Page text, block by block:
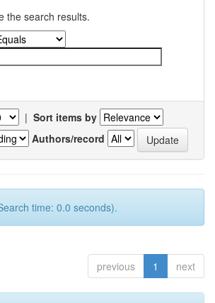
the search results.
| Sort items by
Authors/record
time: 0.0 seconds).
previous 1 next